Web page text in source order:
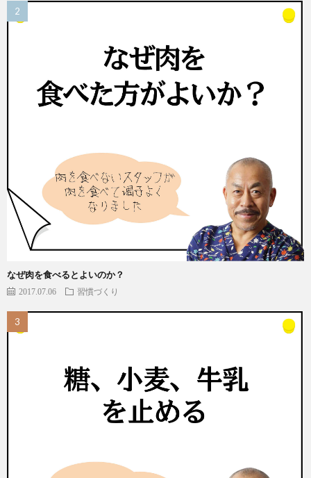
なぜ肉を食べるとよいのか？
2017.07.06 習慣づくり